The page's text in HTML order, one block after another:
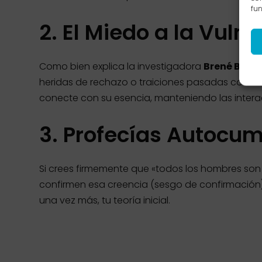
2. El Miedo a la
Como bien explica la investigadora Brené Brown
heridas de rechazo o traiciones pasadas
conecte con su esencia, manteniendo las
3. Profecías
Si crees firmemente que «todos los hombres
confirmen esa creencia (sesgo de
una vez más, tu teoría inicial.